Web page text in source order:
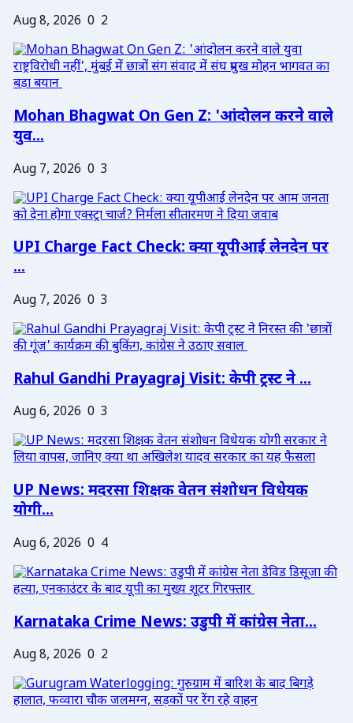
Aug 8, 2026 0 2
Mohan Bhagwat On Gen Z: 'आंदोलन करने वाले
युव...
Aug 7, 2026 0 3
UPI Charge Fact Check: क्या यूपीआई लेनदेन पर
...
Aug 7, 2026 0 3
Rahul Gandhi Prayagraj Visit: केपी ट्रस्ट ने ...
Aug 6, 2026 0 3
UP News: मदरसा शिक्षक वेतन संशोधन विधेयक
योगी...
Aug 6, 2026 0 4
Karnataka Crime News: उडुपी में कांग्रेस नेता...
Aug 8, 2026 0 2